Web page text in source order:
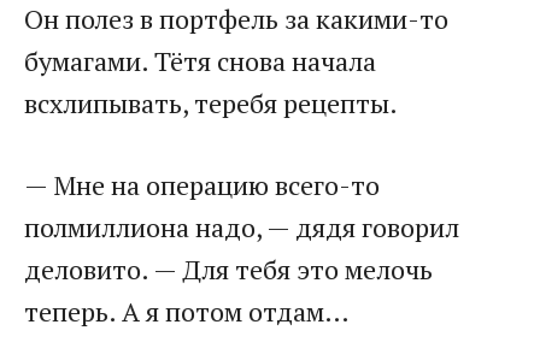
Он полез в портфель за какими-то
бумагами. Тётя снова начала
всхлипывать, теребя рецепты.
— Мне на операцию всего-то
полмиллиона надо, — дядя говорил
деловито. — Для тебя это мелочь
теперь. А я потом отдам…